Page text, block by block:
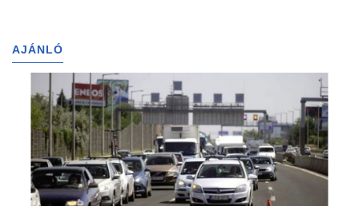
AJÁNLÓ